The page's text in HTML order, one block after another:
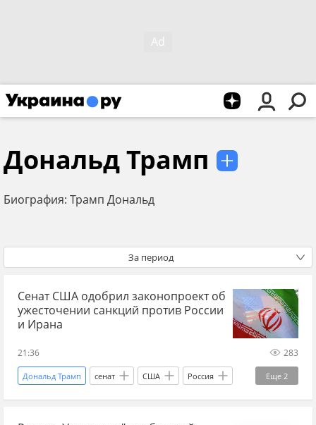
Дональд Трамп
Биография: Трамп Дональд
За период
Сенат США одобрил законопроект об
ужесточении санкций против России
и Ирана
21:36 283
Еще 2
Дональд Трамп сенат США Россия
Иран Новости